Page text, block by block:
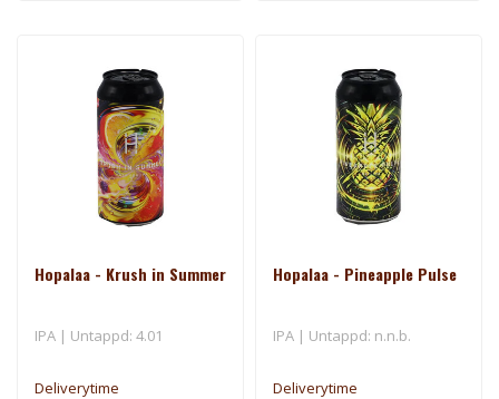
Hopalaa - Krush in Summer
IPA | Untappd: 4.01
Deliverytime
Hopalaa - Pineapple Pulse
IPA | Untappd: n.n.b.
Deliverytime